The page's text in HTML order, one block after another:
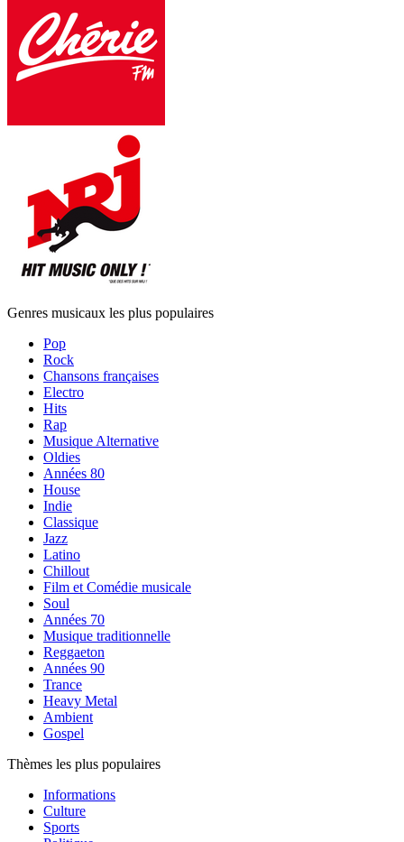
Genres musicaux les plus populaires
Pop
Rock
Chansons françaises
Electro
Hits
Rap
Musique Alternative
Oldies
Années 80
House
Indie
Classique
Jazz
Latino
Chillout
Film et Comédie musicale
Soul
Années 70
Musique traditionnelle
Reggaeton
Années 90
Trance
Heavy Metal
Ambient
Gospel
Thèmes les plus populaires
Informations
Culture
Sports